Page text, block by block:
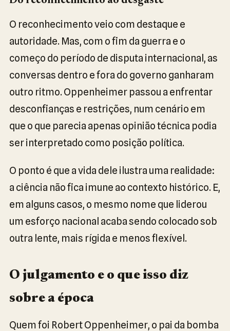
O reconhecimento veio com destaque e
autoridade. Mas, com o fim da guerra e o
começo do período de disputa internacional, as
conversas dentro e fora do governo ganharam
outro ritmo. Oppenheimer passou a enfrentar
desconfianças e restrições, num cenário em
que o que parecia apenas opinião técnica podia
ser interpretado como posição política.
O ponto é que a vida dele ilustra uma realidade:
a ciência não fica imune ao contexto histórico. E,
em alguns casos, o mesmo nome que liderou
um esforço nacional acaba sendo colocado sob
outra lente, mais rígida e menos flexível.
O julgamento e o que isso diz
sobre a época
Quem foi Robert Oppenheimer, o pai da bomba